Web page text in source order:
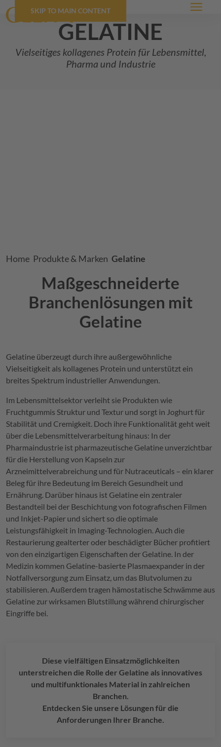
SKIP TO MAIN CONTENT Menü
gelatine
Vielseitiges kollagenes Protein für Lebensmittel,
Pharma und Industrie
Breadcrumb
Home Produkte & Marken Gelatine
Maßgeschneiderte
Branchenlösungen mit
Gelatine
Gelatine überzeugt durch ihre außergewöhnliche
Vielseitigkeit als kollagenes Protein und unterstützt ein
breites Spektrum industrieller Anwendungen.
Im Lebensmittelsektor verleiht sie Produkten wie
Fruchtgummis Struktur und Textur und sorgt in Joghurt für
Stabilität und Cremigkeit. Doch ihre Funktionalität geht weit
über die Lebensmittelverarbeitung hinaus: In der
Pharmaindustrie ist pharmazeutische Gelatine unverzichtbar
für die Herstellung von Kapseln zur
Arzneimittelverabreichung und für Nutraceuticals – ein klarer
Beleg für ihre Bedeutung im Bereich Gesundheit und
Ernährung. Darüber hinaus ist Gelatine ein zentraler
Bestandteil bei der Beschichtung von fotografischen Filmen
und Inkjet-Papier und sichert so die optimale
Leistungsfähigkeit in Imaging-Technologien. Auch die
Restaurierung gealterter oder beschädigter Bücher profitiert
von den einzigartigen Eigenschaften der Gelatine. In der
Medizin kommen Gelatine-basierte Plasmaexpander in der
Notfallversorgung zum Einsatz, um das Blutvolumen zu
stabilisieren. Außerdem tragen hämostatische Schwämme aus
Gelatine zur wirksamen Blutstillung während chirurgischer
Eingriffe bei.
Diese vielfältigen Einsatzmöglichkeiten
unterstreichen die Rolle der Gelatine als innovatives
und multifunktionales Material in zahlreichen
Branchen.
Entdecken Sie unsere Lösungen für die
Anforderungen Ihrer Branche.